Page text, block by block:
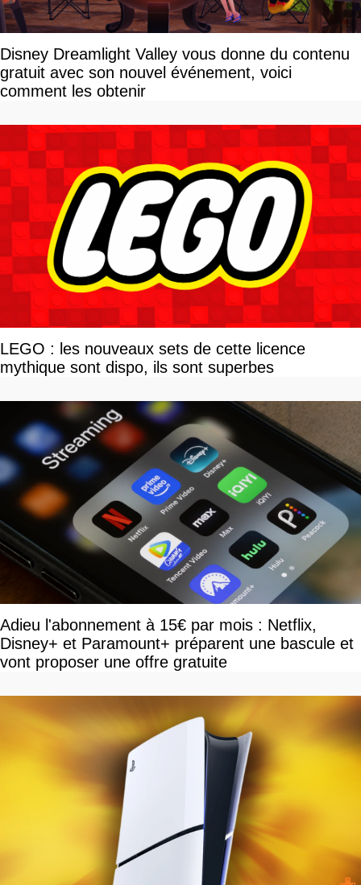
Disney Dreamlight Valley vous donne du contenu
gratuit avec son nouvel événement, voici
comment les obtenir
LEGO : les nouveaux sets de cette licence
mythique sont dispo, ils sont superbes
Adieu l'abonnement à 15€ par mois : Netflix,
Disney+ et Paramount+ préparent une bascule et
vont proposer une offre gratuite